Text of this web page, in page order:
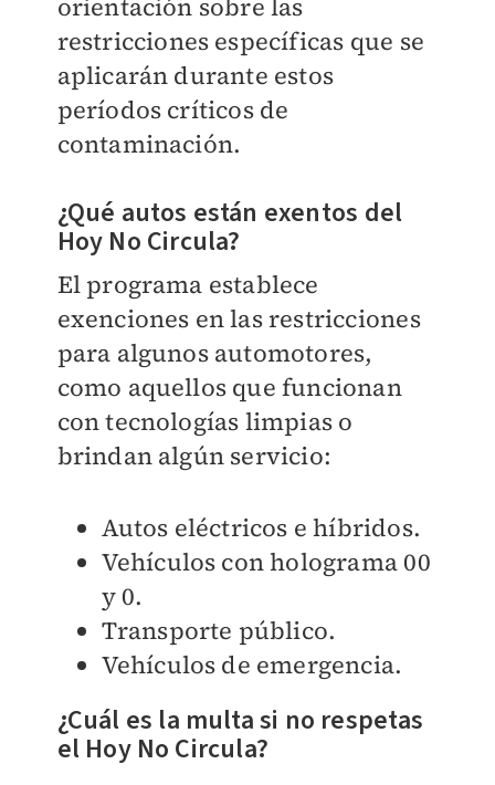
restricciones específicas que se
aplicarán durante estos
períodos críticos de
contaminación.
¿Qué autos están exentos del
Hoy No Circula?
El programa establece
exenciones en las restricciones
para algunos automotores,
como aquellos que funcionan
con tecnologías limpias o
brindan algún servicio:
Autos eléctricos e híbridos.
Vehículos con holograma 00
y 0.
Transporte público.
Vehículos de emergencia.
¿Cuál es la multa si no respetas
el Hoy No Circula?